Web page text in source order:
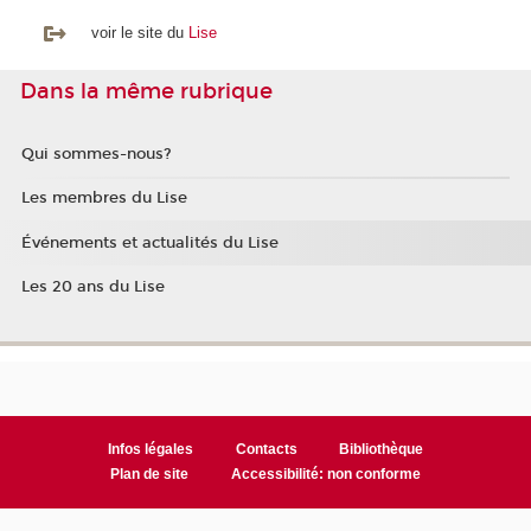
voir le site du Lise
Dans la même rubrique
Qui sommes-nous?
Les membres du Lise
Événements et actualités du Lise
Les 20 ans du Lise
Infos légales Contacts
Bibliothèque
Plan de site
Accessibilité: non conforme